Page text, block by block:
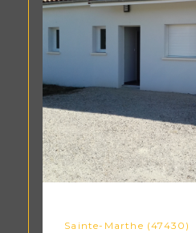
Sainte-Marthe (47430)